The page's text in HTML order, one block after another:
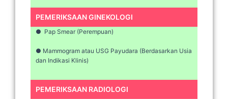
PEMERIKSAAN GINEKOLOGI
● Pap Smear (Perempuan)
● Mammogram atau USG Payudara (Berdasarkan Usia
dan Indikasi Klinis)
PEMERIKSAAN RADIOLOGI